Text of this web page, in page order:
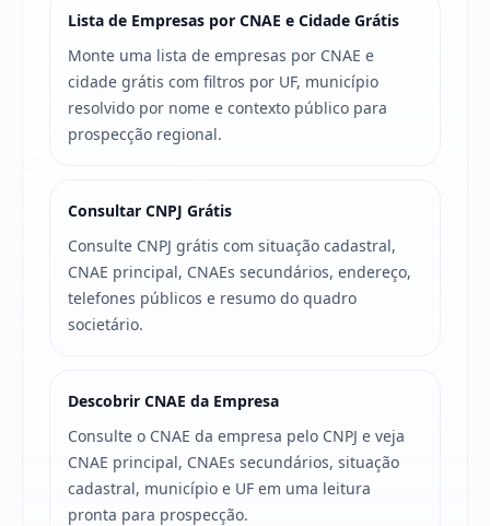
Lista de Empresas por CNAE e Cidade Grátis
Monte uma lista de empresas por CNAE e
cidade grátis com filtros por UF, município
resolvido por nome e contexto público para
prospecção regional.
Consultar CNPJ Grátis
Consulte CNPJ grátis com situação cadastral,
CNAE principal, CNAEs secundários, endereço,
telefones públicos e resumo do quadro
societário.
Descobrir CNAE da Empresa
Consulte o CNAE da empresa pelo CNPJ e veja
CNAE principal, CNAEs secundários, situação
cadastral, município e UF em uma leitura
pronta para prospecção.